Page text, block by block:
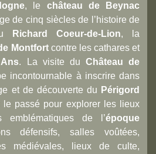
, le château de Beynac
de cinq siècles de l’histoire de
Richard Coeur-de-Lion, la
Montfortcontre les cathares et
. La visite duChâteau de
incontournable à inscrire dans
et de découverte du Périgord
passé pour explorer les lieux
emblématiques de l’époque
défensifs, salles voûtées,
médiévales, lieux de culte,